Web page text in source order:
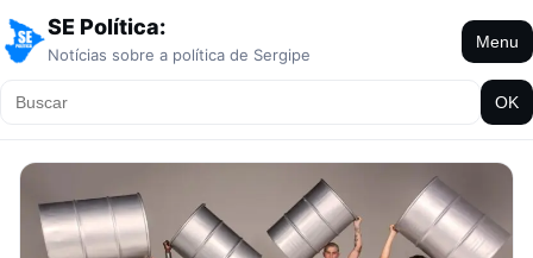
SE Política:
Notícias sobre a política de Sergipe
Menu
OK